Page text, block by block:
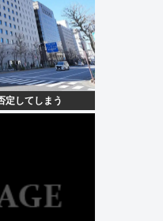
定してしまう